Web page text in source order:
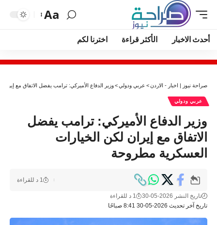
Aa
أحدث الاخبار الأكثر قراءة اخترنا لكم
صراحة نيوز | اخبار - الاردن> عربي ودولي>وزير الدفاع الأميركي: ترامب يفضل الاتفاق مع
عربي ودولي
وزير الدفاع الأميركي: ترامب يفضل
الاتفاق مع إيران لكن الخيارات
العسكرية مطروحة
تاريخ آخر تحديث 2026-05-30 8:41 صباحًا
تاريخ النشر 2026-05-30 1 د للقراءة
1 د للقراءة